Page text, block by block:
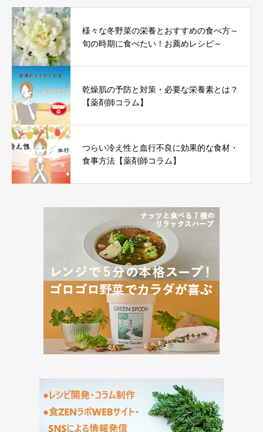
様々な冬野菜の栄養とおすすめの食べ方～
旬の時期に食べたい！お薦めレシピ～
乾燥肌の予防と対策・必要な栄養素とは？
【薬剤師コラム】
つらい冷え性と血行不良に効果的な食材・
食事方法【薬剤師コラム】